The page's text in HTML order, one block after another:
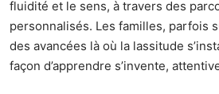
fluidité et le sens, à travers des
personnalisés. Les familles, parfois
des avancées là où la lassitude
façon d’apprendre s’invente,